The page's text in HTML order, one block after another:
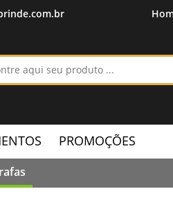
PROMOÇÕES